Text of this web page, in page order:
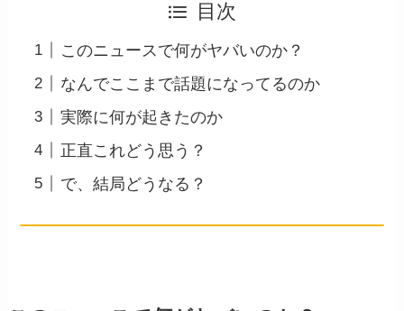
目次
このニュースで何がヤバいのか？
なんでここまで話題になってるのか
実際に何が起きたのか
正直これどう思う？
で、結局どうなる？